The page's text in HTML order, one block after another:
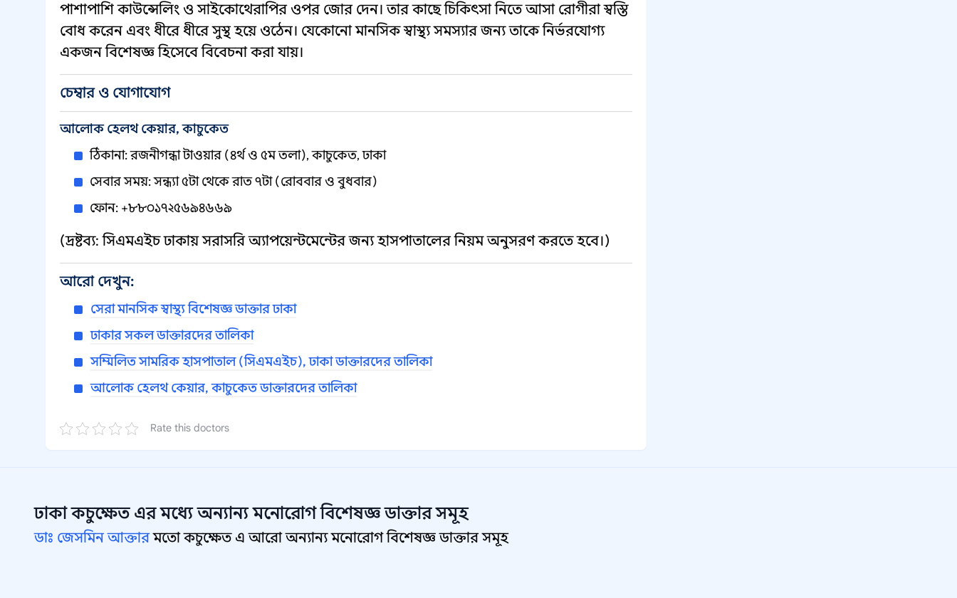
পাশাপাশি কাউন্সেলিং ও সাইকোথেরাপির ওপর জোর দেন। তার কাছে চিকিৎসা নিতে আসা রোগীরা স্বস্তি
বোধ করেন এবং ধীরে ধীরে সুস্থ হয়ে ওঠেন। যেকোনো মানসিক স্বাস্থ্য সমস্যার জন্য তাকে নির্ভরযোগ্য
একজন বিশেষজ্ঞ হিসেবে বিবেচনা করা যায়।
চেম্বার ও যোগাযোগ
আলোক হেলথ কেয়ার, কাচুকেত
ঠিকানা: রজনীগন্ধা টাওয়ার (৪র্থ ও ৫ম তলা), কাচুকেত, ঢাকা
সেবার সময়: সন্ধ্যা ৫টা থেকে রাত ৭টা (রোববার ও বুধবার)
ফোন: +৮৮০১৭২৫৬৯৪৬৬৯
(দ্রষ্টব্য: সিএমএইচ ঢাকায় সরাসরি অ্যাপয়েন্টমেন্টের জন্য হাসপাতালের নিয়ম অনুসরণ করতে হবে।)
আরো দেখুন:
সেরা মানসিক স্বাস্থ্য বিশেষজ্ঞ ডাক্তার ঢাকা
ঢাকার সকল ডাক্তারদের তালিকা
সম্মিলিত সামরিক হাসপাতাল (সিএমএইচ), ঢাকা ডাক্তারদের তালিকা
আলোক হেলথ কেয়ার, কাচুকেত ডাক্তারদের তালিকা
Rate this doctors
ঢাকা কচুক্ষেত এর মধ্যে অন্যান্যমনোরোগ বিশেষজ্ঞ ডাক্তার সমূহ
ডাঃ জেসমিন আক্তারমতো কচুক্ষেত এ আরো অন্যান্য মনোরোগ বিশেষজ্ঞ ডাক্তার সমূহ